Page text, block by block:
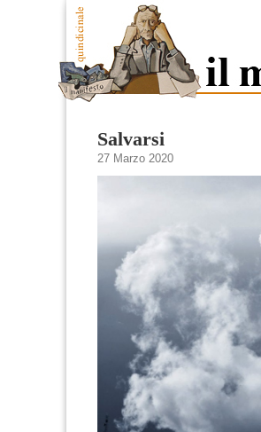
Salvarsi
27 Marzo 2020